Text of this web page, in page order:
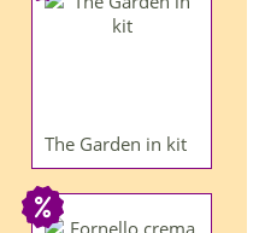
The Garden in kit